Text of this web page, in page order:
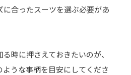
合ったスーツを選ぶ必要があ
時に押さえておきたいのが、
うな事柄を目安にしてくださ